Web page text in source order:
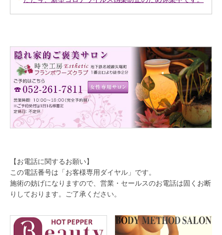
【お電話に関するお願い】
この電話番号は「お客様専用ダイヤル」です。
施術の妨げになりますので、営業・セールスのお電話は固くお断
りしております。ご了承ください。